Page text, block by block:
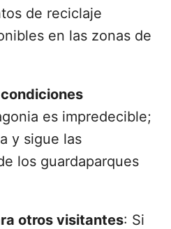
de reciclaje
en las zonas de
es impredecible;
y sigue las
los guardaparques
otros visitantes: Si